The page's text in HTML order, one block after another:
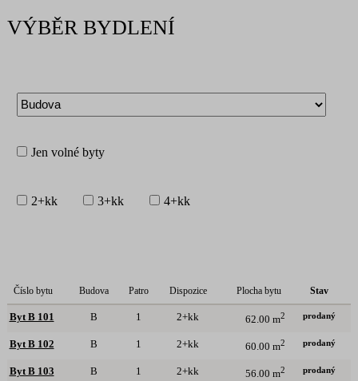
VÝBĚR BYDLENÍ
Jen volné byty
2+kk 3+kk 4+kk
Číslo bytu Budova Patro Dispozice Plocha bytu Stav
Byt B 101 B 1 2+kk 62.00 m2 prodaný
Byt B 102 B 1 2+kk 60.00 m2 prodaný
Byt B 103 B 1 2+kk 56.00 m2 prodaný